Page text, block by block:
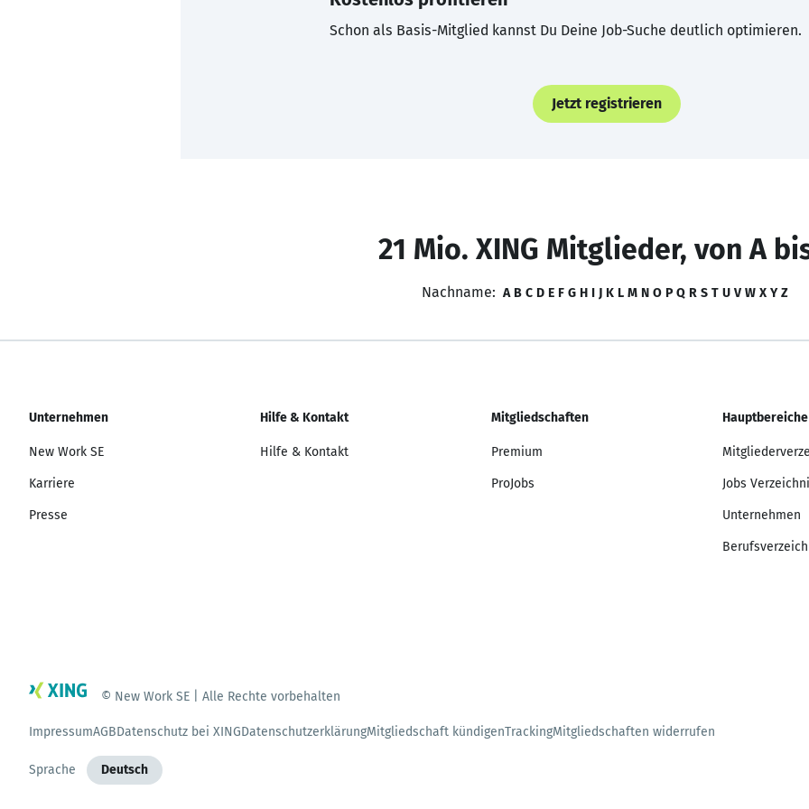
Schon als Basis-Mitglied kannst Du Deine Job-Suche deutlich optimieren.
Jetzt registrieren
21 Mio. XING Mitglieder, von A
Nachname: A B C D E F G H I J K L M N O P Q R S T U V W X Y Z
Unternehmen
New Work SE
Karriere
Presse
Hilfe & Kontakt
Hilfe & Kontakt
Mitgliedschaften
Premium
ProJobs
Hauptbereiche
Jobs
Unternehmen
© New Work SE | Alle Rechte vorbehalten
ImpressumAGBDatenschutz bei XINGDatenschutzerklärungMitgliedschaft kündigenTrackingMitgliedschaften widerrufen
Sprache Deutsch